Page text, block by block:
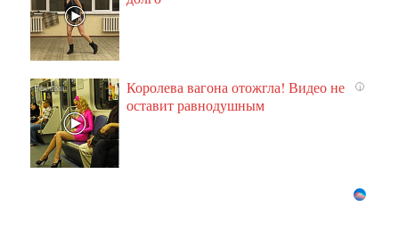
i
Королева вагона отожгла! Видео не
оставит равнодушным